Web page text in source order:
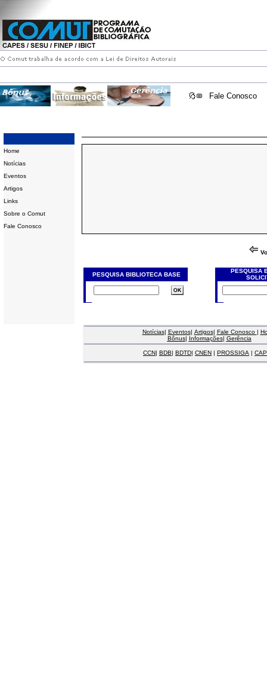
Fale Conosco
Home
Notícias
Eventos
Artigos
Links
Sobre o Comut
Fale Conosco
PESQUISA BIBLIOTECA BASE
PESQUISA
Notícias| Eventos| Artigos| Fale Conosco |
Bônus| Informações| Gerência
CCN| BDB| BDTD| CNEN | PROSSIGA |